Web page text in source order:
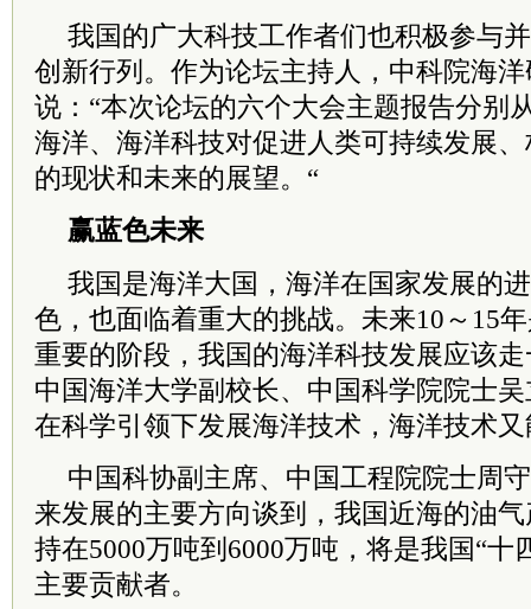
我国的广大科技工作者们也积极参与
创新行列。作为论坛主持人， 中科院海
说：“本次论坛的六个大会主题报告分别
海洋、海洋科技对促进人类可持续发展
的现状和未来的展望。“
赢蓝色未来
我国是海洋大国，海洋在国家发展的
色，也面临着重大的挑战。未来10～15
重要的阶段，我国的海洋科技发展应该
中国海洋大学副校长、中国科学院院士
在科学引领下发展海洋技术，海洋技术
中国科协副主席、中国工程院院士周
来发展的主要方向谈到，我国近海的油
持在5000万吨到6000万吨，将是我国“十
主要贡献者。